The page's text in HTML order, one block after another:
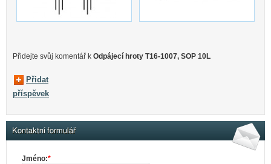
Přidejte svůj komentář k Odpájecí hroty T16-1007, SOP 10L
Přidat
příspěvek
Kontaktní formulář
Jméno:*